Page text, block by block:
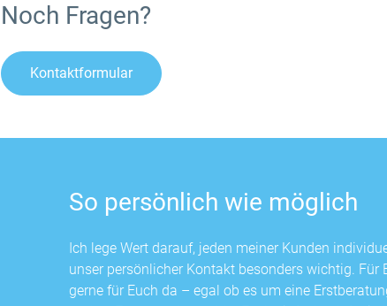
Noch Fragen?
Kontaktformular
So persönlich wie möglich
Ich lege Wert darauf, jeden meiner Kunden
unser persönlicher Kontakt besonders wichtig. Für
gerne für Euch da – egal ob es um eine